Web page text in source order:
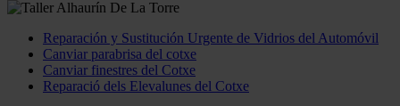
Reparación y Sustitución Urgente de Vidrios del Automóvil
Canviar parabrisa del cotxe
Canviar finestres del Cotxe
Reparació dels Elevalunes del Cotxe